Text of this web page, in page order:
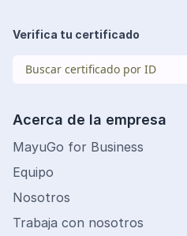
Verifica tu certificado
Acerca de la empresa
MayuGo for Business
Equipo
Nosotros
Trabaja con nosotros